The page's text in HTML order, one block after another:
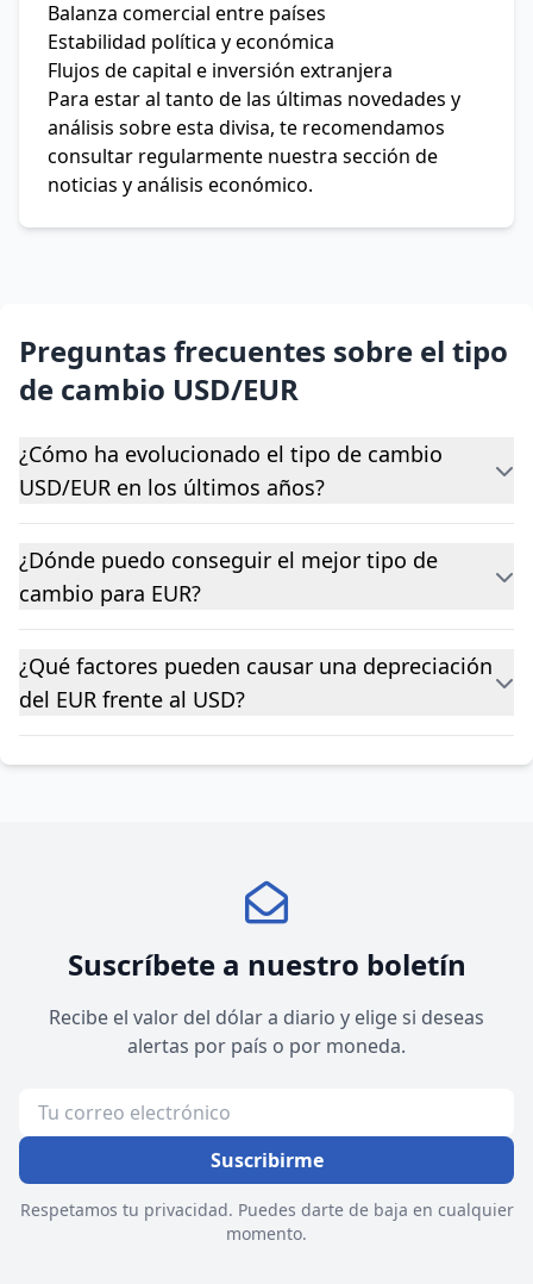
Balanza comercial entre países
Estabilidad política y económica
Flujos de capital e inversión extranjera
Para estar al tanto de las últimas novedades y
análisis sobre esta divisa, te recomendamos
consultar regularmente nuestra sección de
noticias y análisis económico.
Preguntas frecuentes sobre el tipo
de cambio USD/EUR
¿Cómo ha evolucionado el tipo de cambio
USD/EUR en los últimos años?
¿Dónde puedo conseguir el mejor tipo de
cambio para EUR?
¿Qué factores pueden causar una depreciación
del EUR frente al USD?
Suscríbete a nuestro boletín
Recibe el valor del dólar a diario y elige si deseas
alertas por país o por moneda.
Suscribirme
Respetamos tu privacidad. Puedes darte de baja en cualquier
momento.